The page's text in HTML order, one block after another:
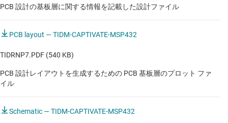
標準サウンドバー
産業用
CPAP 機器
L2 商用チャージャ
PCB 設計の基板層に関する情報を記載した設計ファイル
PCB layout — TIDM-CAPTIVATE-MSP432
TIDRNP7.PDF (540 KB)
PCB 設計レイアウトを生成するための PCB 基板層のプロット ファ
イル
Schematic — TIDM-CAPTIVATE-MSP432